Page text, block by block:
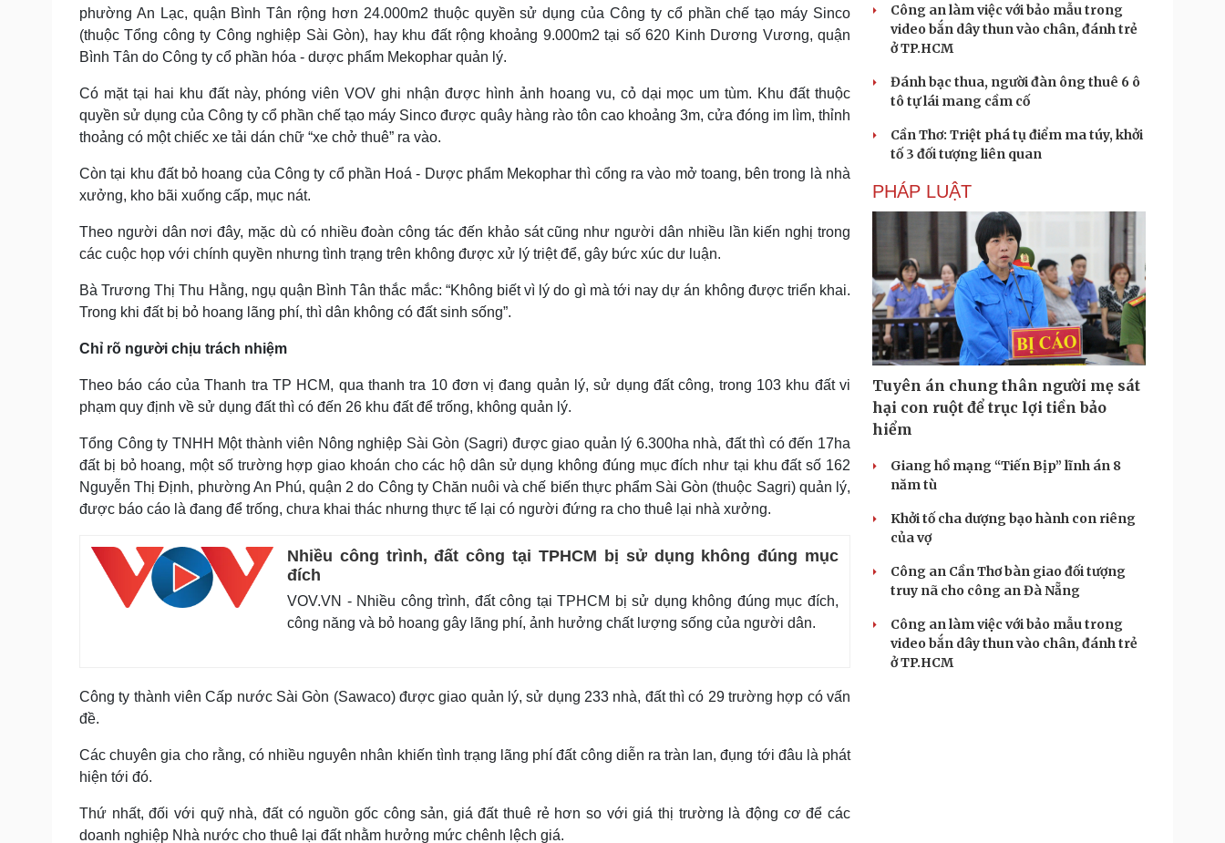
phường An Lạc, quận Bình Tân rộng hơn 24.000m2 thuộc quyền sử dụng của Công ty cổ phần chế tạo máy Sinco
(thuộc Tổng công ty Công nghiệp Sài Gòn), hay khu đất rộng khoảng 9.000m2 tại số 620 Kinh Dương Vương, quận
Bình Tân do Công ty cổ phần hóa - dược phẩm Mekophar quản lý.
Có mặt tại hai khu đất này, phóng viên VOV ghi nhận được hình ảnh hoang vu, cỏ dại mọc um tùm. Khu đất thuộc
quyền sử dụng của Công ty cổ phần chế tạo máy Sinco được quây hàng rào tôn cao khoảng 3m, cửa đóng im lìm, thỉnh
thoảng có một chiếc xe tải dán chữ “xe chở thuê” ra vào.
Còn tại khu đất bỏ hoang của Công ty cổ phần Hoá - Dược phẩm Mekophar thì cổng ra vào mở toang, bên trong là nhà
xưởng, kho bãi xuống cấp, mục nát.
Theo người dân nơi đây, mặc dù có nhiều đoàn công tác đến khảo sát cũng như người dân nhiều lần kiến nghị trong
các cuộc họp với chính quyền nhưng tình trạng trên không được xử lý triệt để, gây bức xúc dư luận.
Bà Trương Thị Thu Hằng, ngụ quận Bình Tân thắc mắc: “Không biết vì lý do gì mà tới nay dự án không được triển khai.
Trong khi đất bị bỏ hoang lãng phí, thì dân không có đất sinh sống”.
Chỉ rõ người chịu trách nhiệm
Theo báo cáo của Thanh tra TP HCM, qua thanh tra 10 đơn vị đang quản lý, sử dụng đất công, trong 103 khu đất vi
phạm quy định về sử dụng đất thì có đến 26 khu đất để trống, không quản lý.
Tổng Công ty TNHH Một thành viên Nông nghiệp Sài Gòn (Sagri) được giao quản lý 6.300ha nhà, đất thì có đến 17ha
đất bị bỏ hoang, một số trường hợp giao khoán cho các hộ dân sử dụng không đúng mục đích như tại khu đất số 162
Nguyễn Thị Định, phường An Phú, quận 2 do Công ty Chăn nuôi và chế biến thực phẩm Sài Gòn (thuộc Sagri) quản lý,
được báo cáo là đang để trống, chưa khai thác nhưng thực tế lại có người đứng ra cho thuê lại nhà xưởng.
Nhiều công trình, đất công tại TPHCM bị sử dụng không đúng mục
đích
VOV.VN - Nhiều công trình, đất công tại TPHCM bị sử dụng không đúng mục đích,
công năng và bỏ hoang gây lãng phí, ảnh hưởng chất lượng sống của người dân.
Công ty thành viên Cấp nước Sài Gòn (Sawaco) được giao quản lý, sử dụng 233 nhà, đất thì có 29 trường hợp có vấn
đề.
Các chuyên gia cho rằng, có nhiều nguyên nhân khiến tình trạng lãng phí đất công diễn ra tràn lan, đụng tới đâu là phát
hiện tới đó.
Thứ nhất, đối với quỹ nhà, đất có nguồn gốc công sản, giá đất thuê rẻ hơn so với giá thị trường là động cơ để các
doanh nghiệp Nhà nước cho thuê lại đất nhằm hưởng mức chênh lệch giá.
Công an làm việc với bảo mẫu trong
video bắn dây thun vào chân, đánh trẻ
ở TP.HCM
Đánh bạc thua, người đàn ông thuê 6 ô
tô tự lái mang cầm cố
Cần Thơ: Triệt phá tụ điểm ma túy, khởi
tố 3 đối tượng liên quan
PHÁP LUẬT
Tuyên án chung thân người mẹ sát
hại con ruột để trục lợi tiền bảo
hiểm
Giang hồ mạng “Tiến Bịp” lĩnh án 8
năm tù
Khởi tố cha dượng bạo hành con riêng
của vợ
Công an Cần Thơ bàn giao đối tượng
truy nã cho công an Đà Nẵng
Công an làm việc với bảo mẫu trong
video bắn dây thun vào chân, đánh trẻ
ở TP.HCM